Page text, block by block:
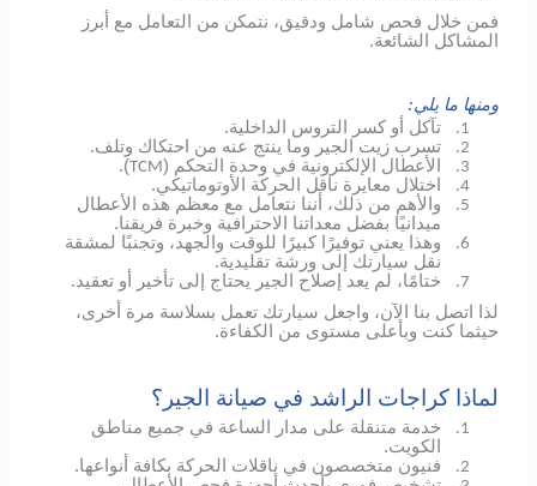
فمن خلال فحص شامل ودقيق، نتمكن من التعامل مع أبرز
المشاكل الشائعة.
ومنها ما يلي:
1. تآكل أو كسر التروس الداخلية.
2. تسرب زيت الجير وما ينتج عنه من احتكاك وتلف.
3. الأعطال الإلكترونية في وحدة التحكم (TCM
).
4. اختلال معايرة ناقل الحركة الأوتوماتيكي.
5.
والأهم من ذلك، أننا نتعامل مع معظم هذه الأعطال
ميدانيًا بفضل معداتنا الاحترافية وخبرة فريقنا.
6.
وهذا يعني توفيرًا كبيرًا للوقت والجهد، وتجنبًا لمشقة
نقل سيارتك إلى ورشة تقليدية.
7.
ختامًا، لم يعد إصلاح الجير يحتاج إلى تأخير أو تعقيد.
لذا اتصل بنا الآن، واجعل سيارتك تعمل بسلاسة مرة أخرى،
حيثما كنت وبأعلى مستوى من الكفاءة.
لماذا كراجات الراشد في صيانة الجير؟
1.
خدمة متنقلة على مدار الساعة في جميع مناطق
الكويت.
2. فنيون متخصصون في ناقلات الحركة بكافة أنواعها.